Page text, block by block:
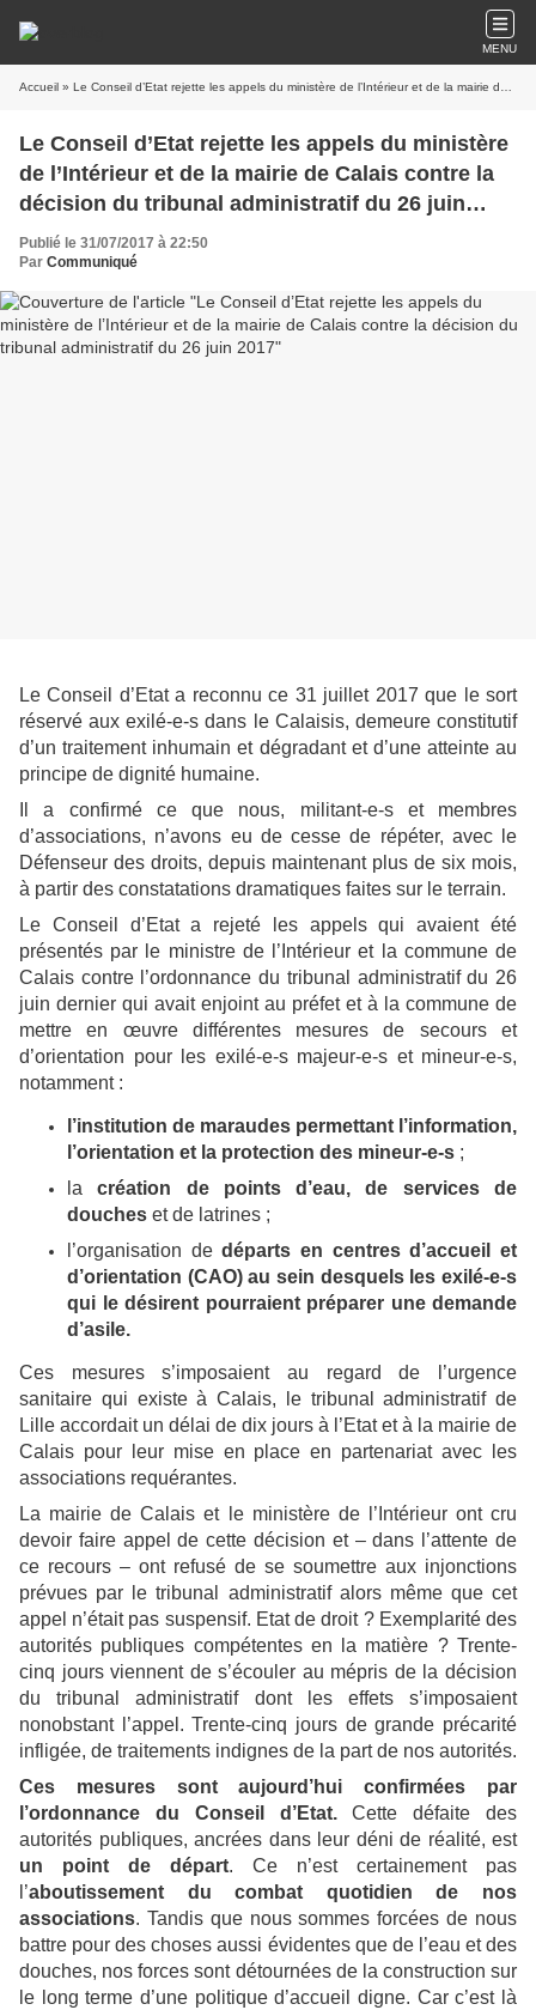
MENU
Accueil » Le Conseil d’Etat rejette les appels du ministère de l’Intérieur et de la mairie de Calais contre la décision du tribunal administratif du 26 juin 2017
Le Conseil d’Etat rejette les appels du ministère
de l’Intérieur et de la mairie de Calais contre la
décision du tribunal administratif du 26 juin
2017
Publié le 31/07/2017 à 22:50
Par Communiqué
Le Conseil d’Etat a reconnu ce 31 juillet 2017 que le sort
réservé aux exilé-e-s dans le Calaisis, demeure constitutif
d’un traitement inhumain et dégradant et d’une atteinte au
principe de dignité humaine.
Il a confirmé ce que nous, militant-e-s et membres
d’associations, n’avons eu de cesse de répéter, avec le
Défenseur des droits, depuis maintenant plus de six mois,
à partir des constatations dramatiques faites sur le terrain.
Le Conseil d’Etat a rejeté les appels qui avaient été
présentés par le ministre de l’Intérieur et la commune de
Calais contre l’ordonnance du tribunal administratif du 26
juin dernier qui avait enjoint au préfet et à la commune de
mettre en œuvre différentes mesures de secours et
d’orientation pour les exilé-e-s majeur-e-s et mineur-e-s,
notamment :
l’institution de maraudes permettant l’information,
l’orientation et la protection des mineur-e-s ;
lacréation de points d’eau, de services de
douches et de latrines ;
l’organisation dedéparts en centres d’accueil et
d’orientation (CAO) au sein desquels les exilé-e-s
qui le désirent pourraient préparer une demande
d’asile.
Ces mesures s’imposaient au regard de l’urgence
sanitaire qui existe à Calais, le tribunal administratif de
Lille accordait un délai de dix jours à l’Etat et à la mairie de
Calais pour leur mise en place en partenariat avec les
associations requérantes.
La mairie de Calais et le ministère de l’Intérieur ont cru
devoir faire appel de cette décision et – dans l’attente de
ce recours – ont refusé de se soumettre aux injonctions
prévues par le tribunal administratif alors même que cet
appel n’était pas suspensif. Etat de droit ? Exemplarité des
autorités publiques compétentes en la matière ? Trente-
cinq jours viennent de s’écouler au mépris de la décision
du tribunal administratif dont les effets s’imposaient
nonobstant l’appel. Trente-cinq jours de grande précarité
infligée, de traitements indignes de la part de nos autorités.
Ces mesures sont aujourd’hui confirmées par
l’ordonnance du Conseil d’Etat.Cette défaite des
autorités publiques, ancrées dans leur déni de réalité, est
un point de départ. Ce n’est certainement pas
l’aboutissement du combat quotidien de nos
associations. Tandis que nous sommes forcées de nous
battre pour des choses aussi évidentes que de l’eau et des
douches, nos forces sont détournées de la construction sur
le long terme d’une politique d’accueil digne. Car c’est là